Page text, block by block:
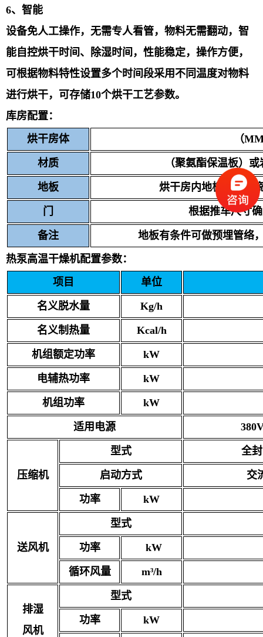
6、 智能
设备免人工操作，无需专人看管，物料无需翻动，智
能自控烘干时间、除湿时间，性能稳定，操作方便，
可根据物料特性设置多个时间段采用不同温度对物料
进行烘干，可存储10个烘干工艺参数。
库房配置：
烘干房体
（
材质 （聚氨酯保温板）
地板 烘干房内地板可采用
门 根据推车尺寸
备注
地板有条件可做预埋管络
热泵高温干燥机配置参数：
项目
单位
名义脱水量 Kg/h
名义制热量 Kcal/h
机组额定功率 kW
电辅热功率 kW
机组功率 kW
适用电源
压缩机
型式 全
启动方式 交
功率 kW
送风机
型式
功率 kW
循环风量 m³/h
排湿
风机
型式
功率 kW